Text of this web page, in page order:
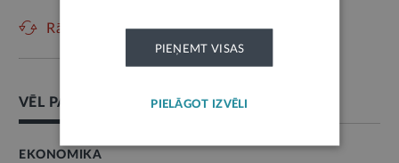
Rādīt vēl
VĒL PAR ŠO TĒMU
EKONOMIKA
PIEŅEMT VISAS
PIELĀGOT IZVĒLI